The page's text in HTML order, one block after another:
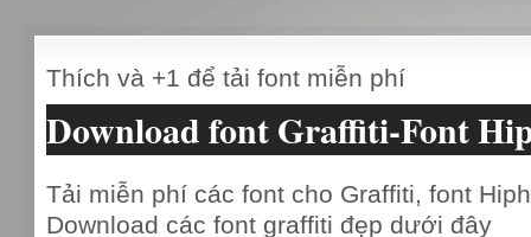
Thích và +1 để tải font miễn phí
Download font Graffiti-Font
Tải miễn phí các font cho Graffiti, font
Download các font graffiti đẹp dưới đây